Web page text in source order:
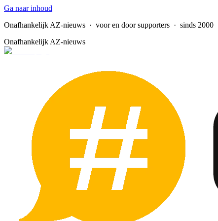
Ga naar inhoud
Onafhankelijk AZ-nieuws · voor en door supporters · sinds 2000
Onafhankelijk AZ-nieuws